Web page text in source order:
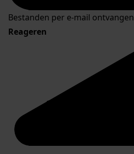
Bestanden per e-mail ontvangen
Reageren